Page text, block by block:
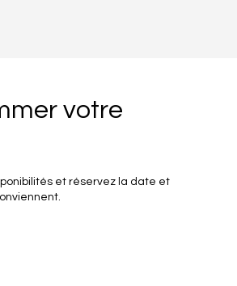
votre
et réservez la date et